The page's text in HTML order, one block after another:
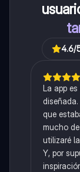
4.6/
La app
que
mucho
utilizaré
Y, por